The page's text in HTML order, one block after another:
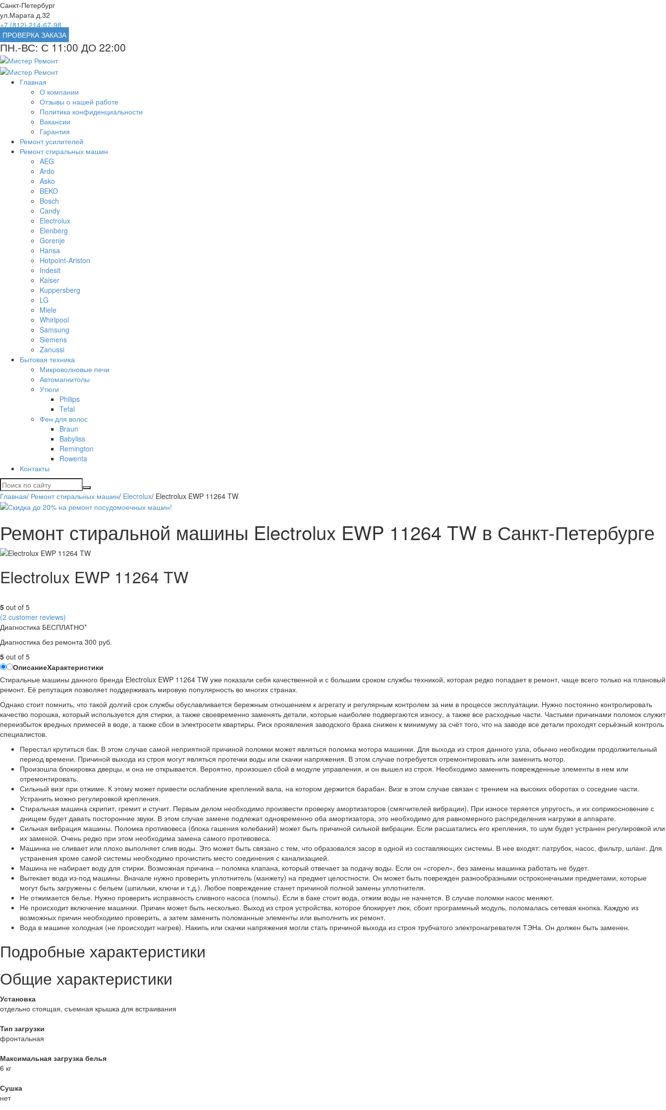
Санкт-Петербург
ул.Марата д.32
+7 (812) 214-67-98
ПРОВЕРКА ЗАКАЗА
ПН.-ВС: С 11:00 ДО 22:00
Главная
О компании
Отзывы о нашей работе
Политика конфиденциальности
Вакансии
Гарантия
Ремонт усилителей
Ремонт стиральных машин
AEG
Ardo
Asko
BEKO
Bosch
Candy
Electrolux
Elenberg
Gorenje
Hansa
Hotpoint-Ariston
Indesit
Kaiser
Kuppersberg
LG
Miele
Whirlpool
Samsung
Siemens
Zanussi
Бытовая техника
Микроволновые печи
Автомагнитолы
Утюги
Philips
Tefal
Фен для волос
Braun
Babyliss
Remington
Rowenta
Контакты
Главная/ Ремонт стиральных машин/ Elecrolux/ Electrolux EWP 11264 TW
Ремонт стиральной машины Electrolux EWP 11264 TW в Санкт-Петербурге
Electrolux EWP 11264 TW
5 out of 5
(2 customer reviews)
Диагностика БЕСПЛАТНО*
Диагностика без ремонта 300 руб.
5 out of 5
ОписаниеХарактеристики
Стиральные машины данного бренда Electrolux EWP 11264 TW уже показали себя качественной и с большим сроком службы техникой, которая редко попадает в ремонт, чаще всего только на плановый
ремонт. Её репутация позволяет поддерживать мировую популярность во многих странах.
Однако стоит помнить, что такой долгий срок службы обуславливается бережным отношением к агрегату и регулярным контролем за ним в процессе эксплуатации. Нужно постоянно контролировать
качество порошка, который используется для стирки, а также своевременно заменять детали, которые наиболее подвергаются износу, а также все расходные части. Частыми причинами поломок служит
переизбыток вредных примесей в воде, а также сбои в электросети квартиры. Риск проявления заводского брака снижен к минимуму за счёт того, что на заводе все детали проходят серьёзный контроль
специалистов.
Перестал крутиться бак. В этом случае самой неприятной причиной поломки может являться поломка мотора машинки. Для выхода из строя данного узла, обычно необходим продолжительный
период времени. Причиной выхода из строя могут являться протечки воды или скачки напряжения. В этом случае потребуется отремонтировать или заменить мотор.
Произошла блокировка дверцы, и она не открывается. Вероятно, произошел сбой в модуле управления, и он вышел из строя. Необходимо заменить поврежденные элементы в нем или
отремонтировать.
Сильный визг при отжиме. К этому может привести ослабление креплений вала, на котором держится барабан. Визг в этом случае связан с трением на высоких оборотах о соседние части.
Устранить можно регулировкой крепления.
Стиральная машина скрипит, гремит и стучит. Первым делом необходимо произвести проверку амортизаторов (смягчителей вибрации). При износе теряется упругость, и их соприкосновение с
днищем будет давать посторонние звуки. В этом случае замене подлежат одновременно оба амортизатора, это необходимо для равномерного распределения нагрузки в аппарате.
Сильная вибрация машины. Поломка противовеса (блока гашения колебаний) может быть причиной сильной вибрации. Если расшатались его крепления, то шум будет устранен регулировкой или
их заменой. Очень редко при этом необходима замена самого противовеса.
Машинка не сливает или плохо выполняет слив воды. Это может быть связано с тем, что образовался засор в одной из составляющих системы. В нее входят: патрубок, насос, фильтр, шланг. Для
устранения кроме самой системы необходимо прочистить место соединения с канализацией.
Машина не набирает воду для стирки. Возможная причина – поломка клапана, который отвечает за подачу воды. Если он «сгорел», без замены машинка работать не будет.
Вытекает вода из-под машины. Вначале нужно проверить уплотнитель (манжету) на предмет целостности. Он может быть поврежден разнообразными остроконечными предметами, которые
могут быть загружены с бельем (шпильки, ключи и т.д.). Любое повреждение станет причиной полной замены уплотнителя.
Не отжимается белье. Нужно проверить исправность сливного насоса (помпы). Если в баке стоит вода, отжим воды не начнется. В случае поломки насос меняют.
Не происходит включение машинки. Причин может быть несколько. Выход из строя устройства, которое блокирует люк, сбоит программный модуль, поломалась сетевая кнопка. Каждую из
возможных причин необходимо проверить, а затем заменить поломанные элементы или выполнить их ремонт.
Вода в машине холодная (не происходит нагрев). Накипь или скачки напряжения могли стать причиной выхода из строя трубчатого электронагревателя ТЭНа. Он должен быть заменен.
Подробные характеристики
Общие характеристики
Установка
отдельно стоящая, съемная крышка для встраивания
Тип загрузки
фронтальная
Максимальная загрузка белья
6 кг
Сушка
нет